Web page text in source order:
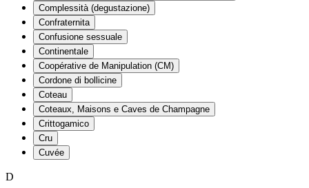
Complessità (degustazione)
Confraternita
Confusione sessuale
Continentale
Coopérative de Manipulation (CM)
Cordone di bollicine
Coteau
Coteaux, Maisons e Caves de Champagne
Crittogamico
Cru
Cuvée
D